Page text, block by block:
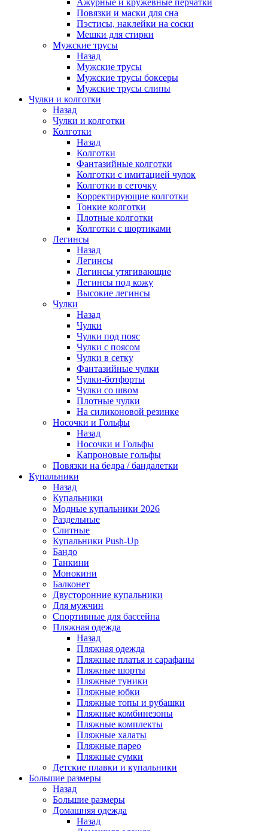
Ажурные и кружевные перчатки
Повязки и маски для сна
Пэстисы, наклейки на соски
Мешки для стирки
Мужские трусы
Назад
Мужские трусы
Мужские трусы боксеры
Мужские трусы слипы
Чулки и колготки
Назад
Чулки и колготки
Колготки
Назад
Колготки
Фантазийные колготки
Колготки с имитацией чулок
Колготки в сеточку
Корректирующие колготки
Тонкие колготки
Плотные колготки
Колготки с шортиками
Легинсы
Назад
Легинсы
Легинсы утягивающие
Легинсы под кожу
Высокие легинсы
Чулки
Назад
Чулки
Чулки под пояс
Чулки с поясом
Чулки в сетку
Фантазийные чулки
Чулки-ботфорты
Чулки со швом
Плотные чулки
На силиконовой резинке
Носочки и Гольфы
Назад
Носочки и Гольфы
Капроновые гольфы
Повязки на бедра / бандалетки
Купальники
Назад
Купальники
Модные купальники 2026
Раздельные
Слитные
Купальники Push-Up
Бандо
Танкини
Монокини
Балконет
Двусторонние купальники
Для мужчин
Спортивные для бассейна
Пляжная одежда
Назад
Пляжная одежда
Пляжные платья и сарафаны
Пляжные шорты
Пляжные туники
Пляжные юбки
Пляжные топы и рубашки
Пляжные комбинезоны
Пляжные комплекты
Пляжные халаты
Пляжные парео
Пляжные сумки
Детские плавки и купальники
Большие размеры
Назад
Большие размеры
Домашняя одежда
Назад